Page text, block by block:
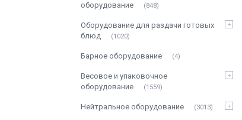
оборудование
848
Оборудование для раздачи готовых
блюд
1020
Барное оборудование 4
Весовое и упаковочное
оборудование
1559
Нейтральное оборудование 3013